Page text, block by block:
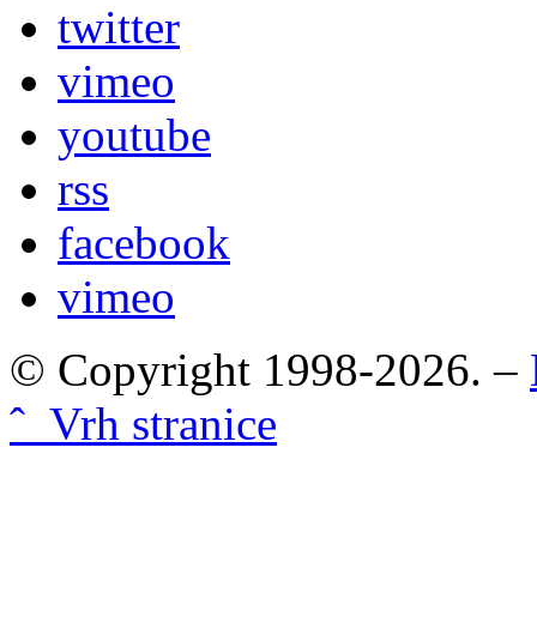
twitter
vimeo
youtube
rss
facebook
vimeo
© Copyright 1998-2026. –
ˆ Vrh stranice